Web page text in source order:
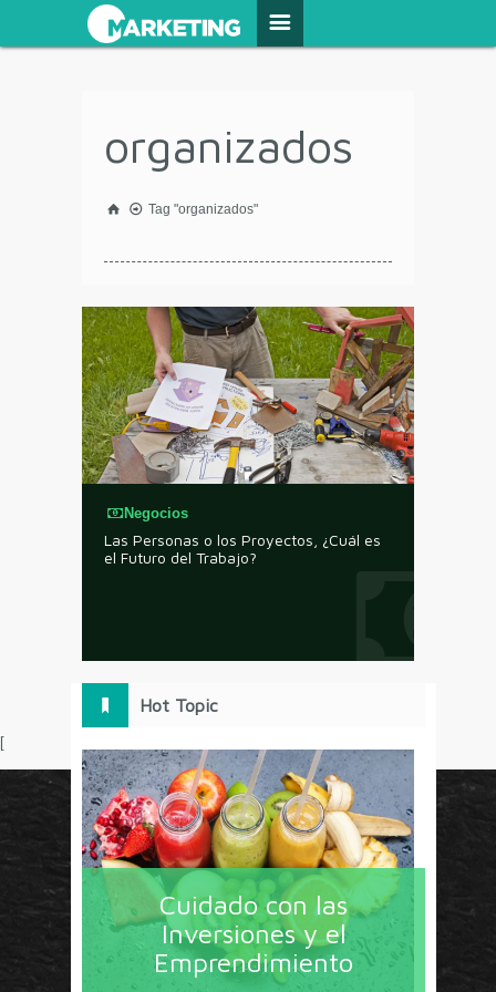
organizados
Tag "organizados"
Negocios
Las Personas o los Proyectos, ¿Cuál es
el Futuro del Trabajo?
Hot Topic
Cuidado con las
Inversiones y el
Emprendimiento
[
Circulo Marketing concentra lo último en estrategias,
herramientas y tendencias con un enfoque en México
y América Latina. La revista contiene lo imprescindible
en tecnología, nuevas herramientas, liderazgo, redes
sociales y nuevas ideas en marketing. Los contenidos
están escritos por líderes de negocios y dirigidos hacia